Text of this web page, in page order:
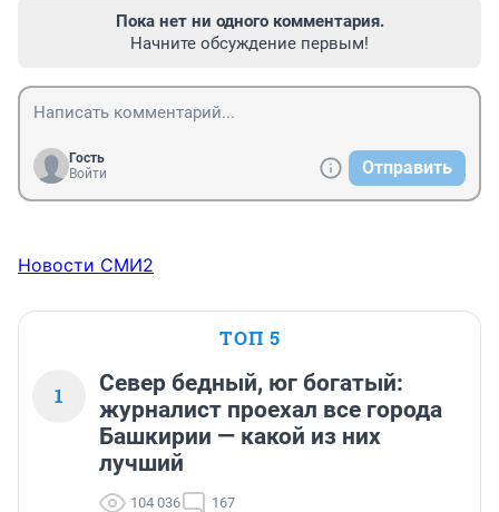
Пока нет ни одного комментария.
Начните обсуждение первым!
Гость
Войти
Отправить
Новости СМИ2
ТОП 5
1
Север бедный, юг богатый:
журналист проехал все города
Башкирии — какой из них
лучший
104 036 167